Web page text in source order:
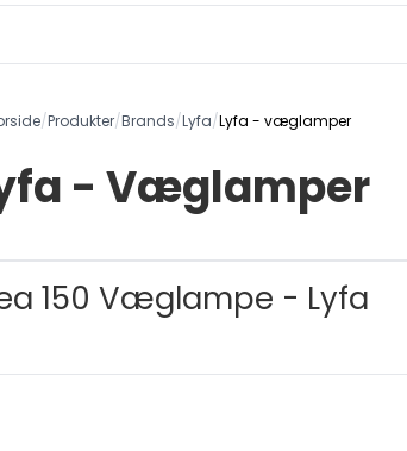
/Produkter/Brands/Lyfa/Lyfa - væglamper
- Væglamper
150 Væglampe - Lyfa